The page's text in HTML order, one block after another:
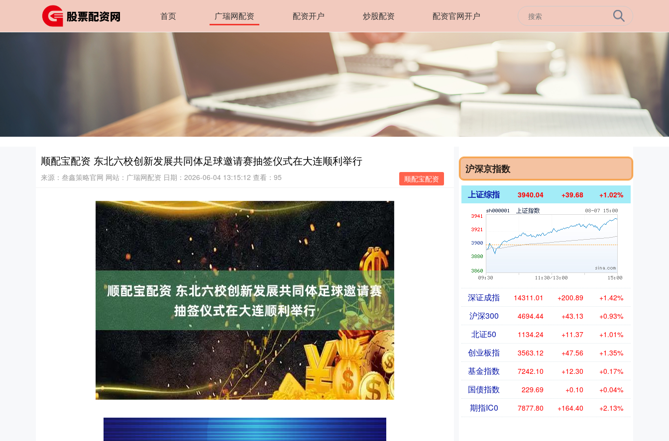
首页 广瑞网配资 配资开户 炒股配资 配资官网开户
顺配宝配资 东北六校创新发展共同体足球邀请赛抽签仪式在大连顺利举行
顺配宝配资
来源：叁鑫策略官网 网站：广瑞网配资 日期：2026-06-04 13:15:12 查看：95
沪深京指数
上证综指 3940.04 +39.68 +1.02%
深证成指 14311.01 +200.89 +1.42%
沪深300 4694.44 +43.13 +0.93%
北证50 1134.24 +11.37 +1.01%
创业板指 3563.12 +47.56 +1.35%
基金指数 7242.10 +12.30 +0.17%
国债指数 229.69 +0.10 +0.04%
期指IC0 7877.80 +164.40 +2.13%